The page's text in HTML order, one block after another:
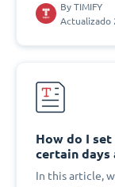
By TIMIFY
Actualizado
How do I
certain days
In this article,